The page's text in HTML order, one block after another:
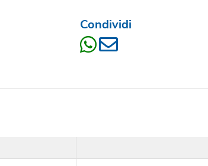
Condividi